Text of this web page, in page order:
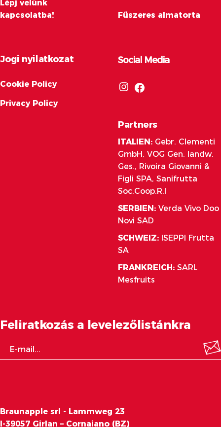
Lépj velünk
kapcsolatba!
Fűszeres almatorta
Jogi nyilatkozat
Cookie Policy
Privacy Policy
Social Media
Partners
ITALIEN: Gebr. Clementi
GmbH, VOG Gen. landw.
Ges., Rivoira Giovanni &
Figli SPA, Sanifrutta
Soc.Coop.R.I
SERBIEN: Verda Vivo Doo
Novi SAD
SCHWEIZ: ISEPPI Frutta
SA
FRANKREICH: SARL
Mesfruits
Feliratkozás a levelezőlistánkra
Braunapple srl - Lammweg 23
I-39057 Girlan – Cornaiano (BZ)